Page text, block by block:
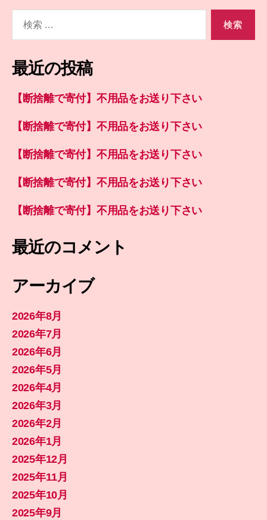
象:
最近の投稿
【断捨離で寄付】不用品をお送り下さい
【断捨離で寄付】不用品をお送り下さい
【断捨離で寄付】不用品をお送り下さい
【断捨離で寄付】不用品をお送り下さい
【断捨離で寄付】不用品をお送り下さい
最近のコメント
アーカイブ
2026年8月
2026年7月
2026年6月
2026年5月
2026年4月
2026年3月
2026年2月
2026年1月
2025年12月
2025年11月
2025年10月
2025年9月